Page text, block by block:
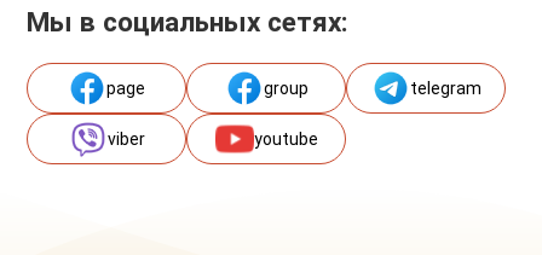
Мы в социальных сетях:
page group telegram
viber youtube